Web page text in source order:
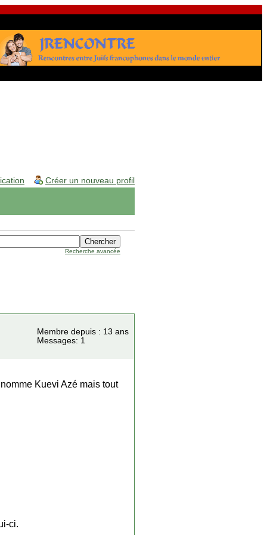
Créer un nouveau profil
Recherche avancée
Membre depuis : 13 ans
Messages: 1
Kuevi Azé mais tout
ci.